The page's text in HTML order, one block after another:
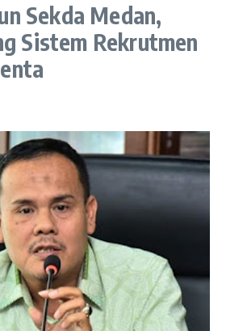
Sekda Medan,
Sistem Rekrutmen